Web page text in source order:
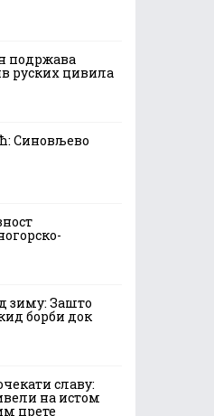
подржава
руских цивила
Синовљево
зиму: Зашто
борби док
славу:
на истом
прете